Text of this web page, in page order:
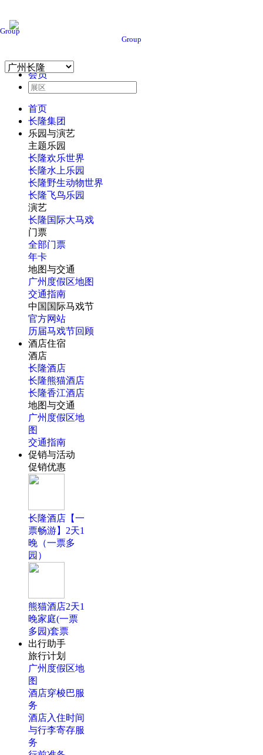
会员
首页
长隆集团
Group
乐园与演艺
主题乐园
长隆欢乐世界
长隆水上乐园
长隆野生动物世界
长隆飞鸟乐园
演艺
长隆国际大马戏
门票
全部门票
年卡
地图与交通
广州度假区地图
交通指南
中国国际马戏节
官方网站
历届马戏节回顾
酒店住宿
酒店
长隆酒店
长隆熊猫酒店
长隆香江酒店
地图与交通
广州度假区地
图
交通指南
促销与活动
促销优惠
长隆酒店【一
票畅游】2天1
晚（一票多
园）
熊猫酒店2天1
晚家庭(一票
多园)套票
出行助手
旅行计划
广州度假区地
图
酒店穿梭巴服
务
酒店入住时间
与行李寄存服
务
Group